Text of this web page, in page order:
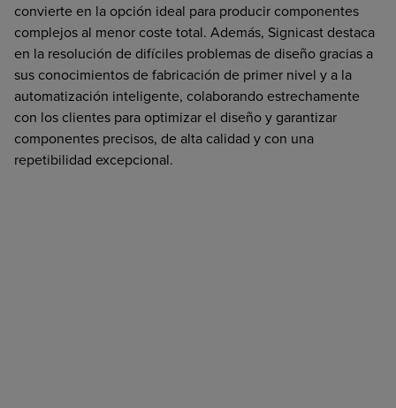
convierte en la opción ideal para producir componentes
complejos al menor coste total. Además, Signicast destaca
en la resolución de difíciles problemas de diseño gracias a
sus conocimientos de fabricación de primer nivel y a la
automatización inteligente, colaborando estrechamente
con los clientes para optimizar el diseño y garantizar
componentes precisos, de alta calidad y con una
repetibilidad excepcional.